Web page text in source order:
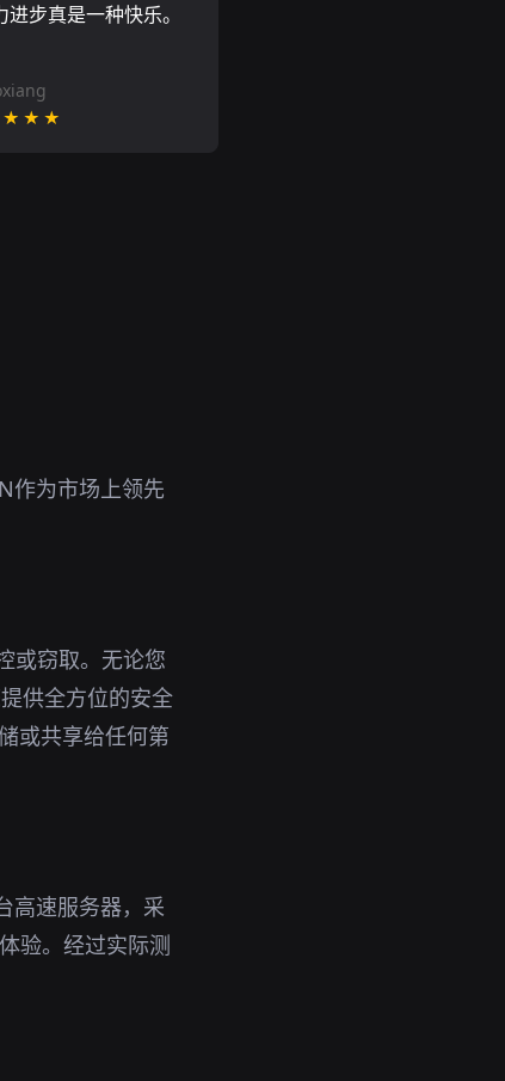
步真是一种快乐。
作为市场上领先
或窃取。无论您
供全方位的安全
或共享给任何第
高速服务器，采
验。经过实际测